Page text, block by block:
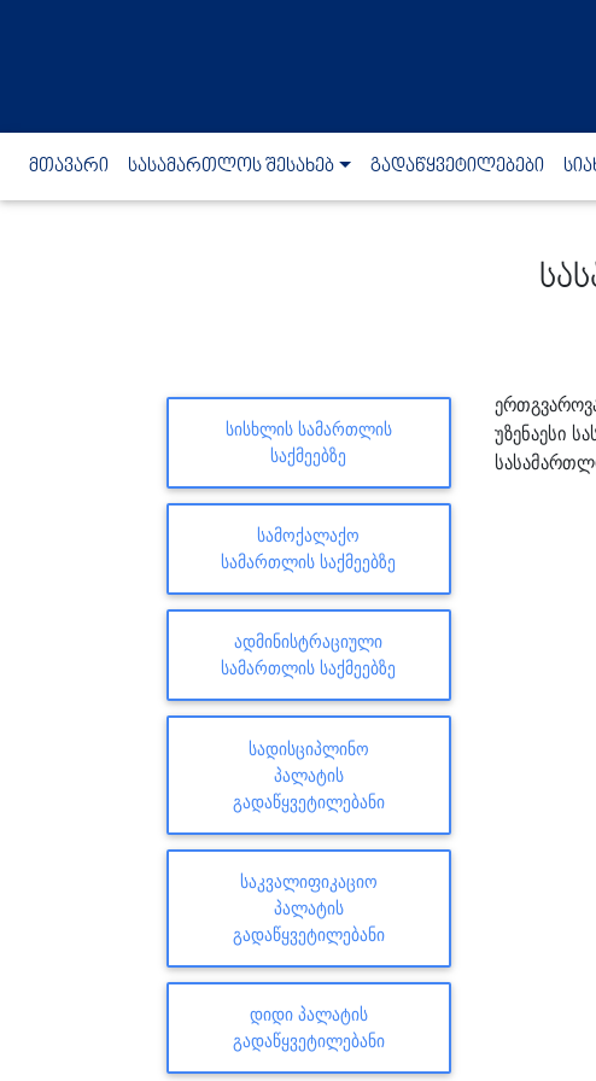
მთავარი(current)
სასამართლოს შესახებ გადაწყვეტილებები
ᲡᲘᲡᲮᲚᲘᲡ ᲡᲐᲛᲐᲠᲗᲚᲘᲡ
ᲡᲐᲥᲛᲔᲔᲑᲖᲔ
ᲡᲐᲛᲝᲥᲐᲚᲐᲥᲝ
ᲡᲐᲛᲐᲠᲗᲚᲘᲡ ᲡᲐᲥᲛᲔᲔᲑᲖᲔ
ᲐᲓᲛᲘᲜᲘᲡᲢᲠᲐᲪᲘᲣᲚᲘ
ᲡᲐᲛᲐᲠᲗᲚᲘᲡ ᲡᲐᲥᲛᲔᲔᲑᲖᲔ
ᲡᲐᲓᲘᲡᲪᲘᲞᲚᲘᲜᲝ
ᲞᲐᲚᲐᲢᲘᲡ
ᲒᲐᲓᲐᲬᲧᲕᲔᲢᲘᲚᲔᲑᲐᲜᲘ
ᲡᲐᲙᲕᲐᲚᲘᲤᲘᲙᲐᲪᲘᲝ
ᲞᲐᲚᲐᲢᲘᲡ
ᲒᲐᲓᲐᲬᲧᲕᲔᲢᲘᲚᲔᲑᲐᲜᲘ
ᲓᲘᲓᲘ ᲞᲐᲚᲐᲢᲘᲡ
ᲒᲐᲓᲐᲬᲧᲕᲔᲢᲘᲚᲔᲑᲐᲜᲘ
უზენაესი